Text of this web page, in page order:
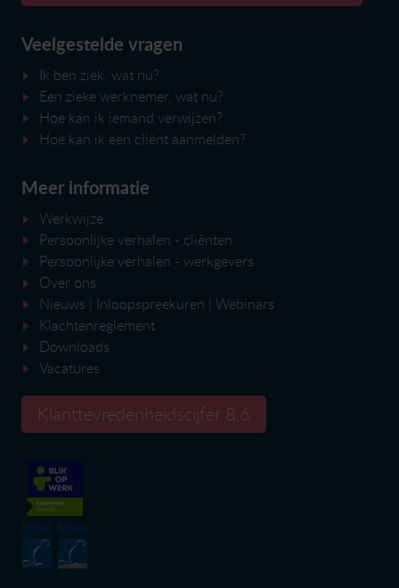
Veelgestelde vragen
Ik ben ziek, wat nu?
Een zieke werknemer, wat nu?
Hoe kan ik iemand verwijzen?
Hoe kan ik een cliënt aanmelden?
Meer informatie
Werkwijze
Persoonlijke verhalen - cliënten
Persoonlijke verhalen - werkgevers
Over ons
Nieuws
Inloopspreekuren | Webinars
Klachtenreglement
Downloads
Vacatures
Klanttevredenheidscijfer 8,6